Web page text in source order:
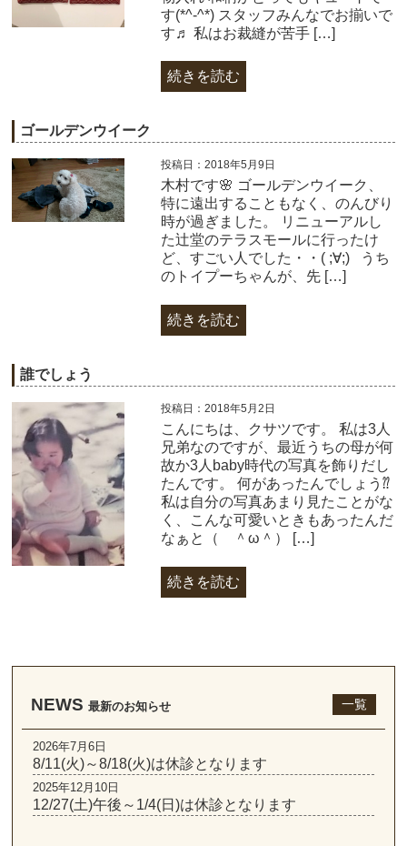
す(*^-^*) スタッフみんなでお揃いで
す♬ 私はお裁縫が苦手 […]
続きを読む
ゴールデンウイーク
投稿日：2018年5月9日
木村です🌸 ゴールデンウイーク、
特に遠出することもなく、のんびり
時が過ぎました。 リニューアルし
た辻堂のテラスモールに行ったけ
ど、すごい人でした・・( ;∀;) うち
のトイプーちゃんが、先 […]
続きを読む
誰でしょう
投稿日：2018年5月2日
こんにちは、クサツです。 私は3人
兄弟なのですが、最近うちの母が何
故か3人baby時代の写真を飾りだし
たんです。 何があったんでしょう⁇
私は自分の写真あまり見たことがな
く、こんな可愛いときもあったんだ
なぁと（ ＾ω＾） […]
続きを読む
NEWS 最新のお知らせ 一覧
2026年7月6日
8/11(火)～8/18(火)は休診となります
2025年12月10日
12/27(土)午後～1/4(日)は休診となります